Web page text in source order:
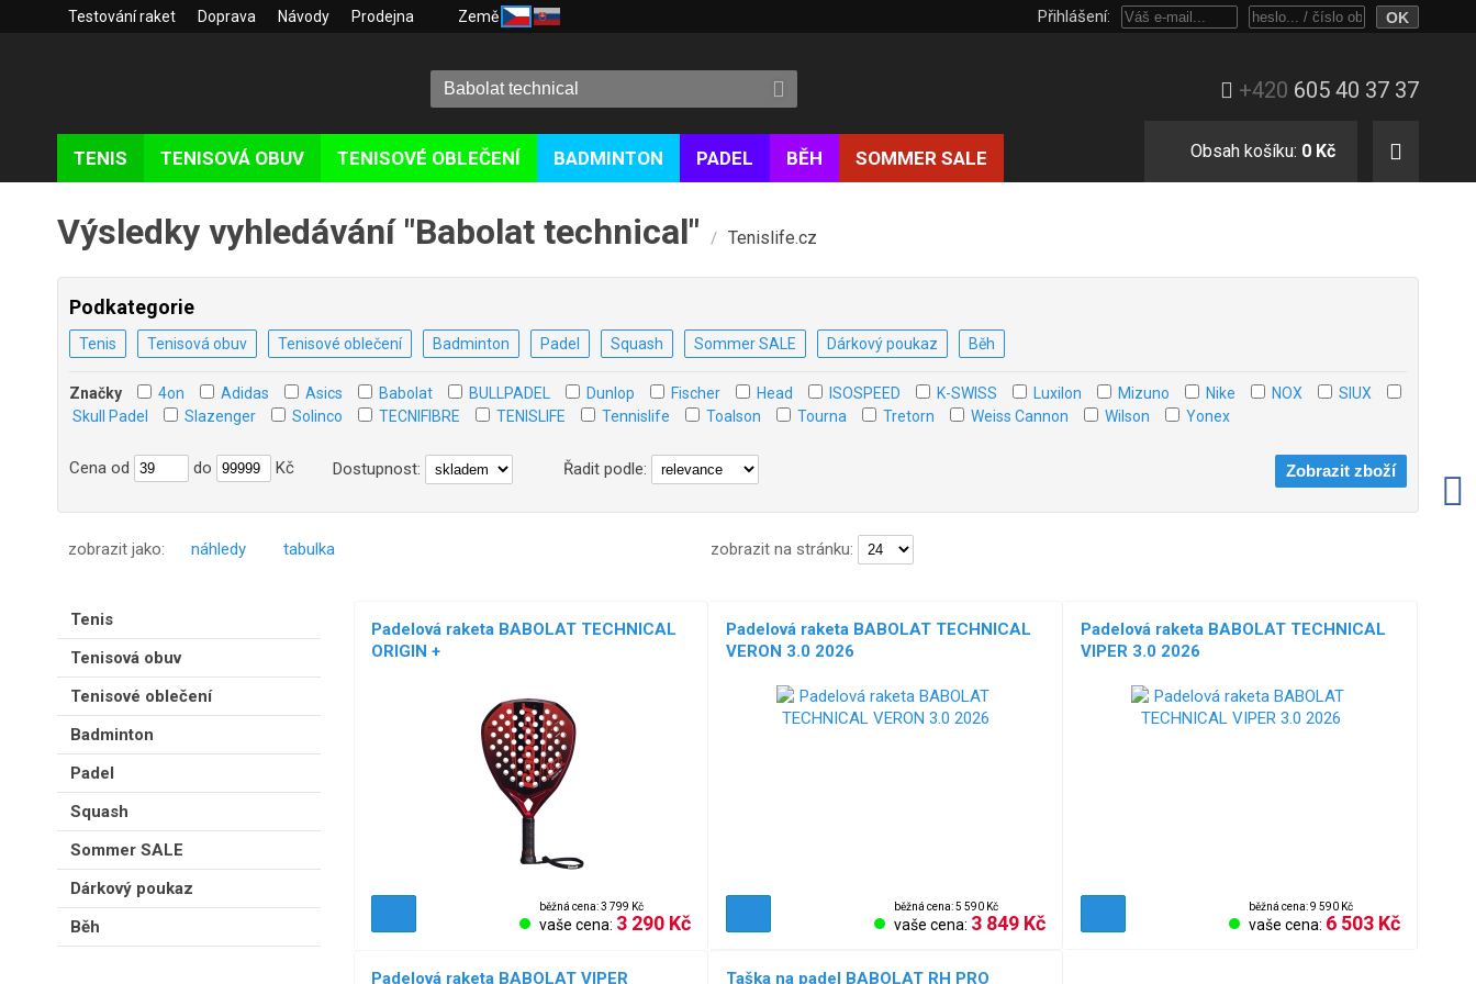
Testování raket Doprava Návody Prodejna Země Přihlášení:
+420 605 40 37 37
TENIS TENISOVÁ OBUV TENISOVÉ OBLEČENÍ BADMINTON PADEL BĚH SOMMER SALE Obsah košíku: 0 Kč
Výsledky vyhledávání "Babolat technical" / Tenislife.cz
Podkategorie
Tenis Tenisová obuv Tenisové oblečení Badminton Padel Squash Sommer SALE Dárkový poukaz Běh
Značky 4on Adidas Asics Babolat BULLPADEL Dunlop Fischer Head ISOSPEED K-SWISS Luxilon Mizuno Nike NOX
SIUX
Skull Padel
Slazenger Solinco TECNIFIBRE TENISLIFE Tennislife Toalson Tourna Tretorn Weiss Cannon Wilson Yonex
Cena od do Kč Dostupnost: Řadit podle:
zobrazit na stránku:
zobrazit jako: náhledy tabulka
Tenis
Tenisová obuv
Tenisové oblečení
Badminton
Padel
Squash
Sommer SALE
Dárkový poukaz
Běh
Padelová raketa BABOLAT TECHNICAL
ORIGIN +
běžná cena: 3 799 Kč
vaše cena: 3 290 Kč
Padelová raketa BABOLAT TECHNICAL
VERON 3.0 2026
běžná cena: 5 590 Kč
vaše cena: 3 849 Kč
Padelová raketa BABOLAT TECHNICAL
VIPER 3.0 2026
běžná cena: 9 590 Kč
vaše cena: 6 503 Kč
Padelová raketa BABOLAT VIPER
Taška na padel BABOLAT RH PRO